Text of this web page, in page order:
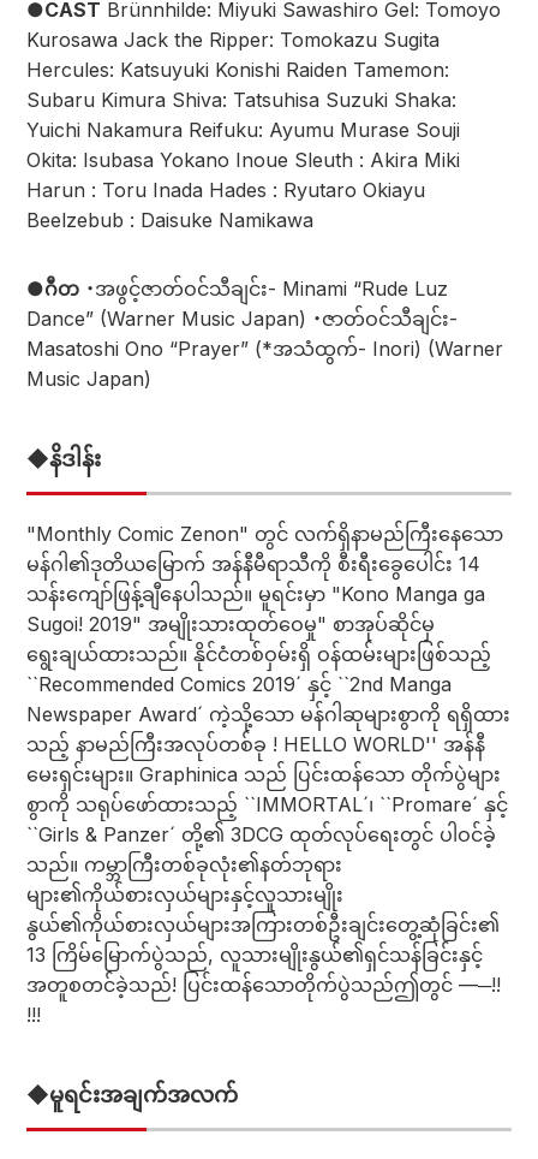
●CAST Brünnhilde: Miyuki Sawashiro Gel: Tomoyo
Kurosawa Jack the Ripper: Tomokazu Sugita
Hercules: Katsuyuki Konishi Raiden Tamemon:
Subaru Kimura Shiva: Tatsuhisa Suzuki Shaka:
Yuichi Nakamura Reifuku: Ayumu Murase Souji
Okita: Isubasa Yokano Inoue Sleuth : Akira Miki
Harun : Toru Inada Hades : Ryutaro Okiayu
Beelzebub : Daisuke Namikawa
●ဂီတ ・အဖွင့်ဇာတ်ဝင်သီချင်း- Minami “Rude Luz
Dance” (Warner Music Japan) ・ဇာတ်ဝင်သီချင်း-
Masatoshi Ono “Prayer” (*အသံထွက်- Inori) (Warner
Music Japan)
◆နိဒါန်း
"Monthly Comic Zenon" တွင် လက်ရှိနာမည်ကြီးနေသော
မန်ဂါ၏ဒုတိယမြောက် အန်နီမီရာသီကို စီးရီးခွေပေါင်း 14
သန်းကျော်ဖြန့်ချီနေပါသည်။ မူရင်းမှာ "Kono Manga ga
Sugoi! 2019" အမျိုးသားထုတ်ဝေမှု" စာအုပ်ဆိုင်မှ
ရွေးချယ်ထားသည်။ နိုင်ငံတစ်ဝှမ်းရှိ ဝန်ထမ်းများဖြစ်သည့်
``Recommended Comics 2019´ နှင့် ``2nd Manga
Newspaper Award´ ကဲ့သို့သော မန်ဂါဆုများစွာကို ရရှိထား
သည့် နာမည်ကြီးအလုပ်တစ်ခု ! HELLO WORLD'' အန်နီ
မေးရှင်းများ။ Graphinica သည် ပြင်းထန်သော တိုက်ပွဲများ
စွာကို သရုပ်ဖော်ထားသည့် ``IMMORTAL´၊ ``Promare´ နှင့်
``Girls & Panzer´ တို့၏ 3DCG ထုတ်လုပ်ရေးတွင် ပါဝင်ခဲ့
သည်။ ကမ္ဘာကြီးတစ်ခုလုံး၏နတ်ဘုရား
များ၏ကိုယ်စားလှယ်များနှင့်လူသားမျိုး
နွယ်၏ကိုယ်စားလှယ်များအကြားတစ်ဦးချင်းတွေ့ဆုံခြင်း၏
13 ကြိမ်မြောက်ပွဲသည်, လူသားမျိုးနွယ်၏ရှင်သန်ခြင်းနှင့်
အတူစတင်ခဲ့သည်! ပြင်းထန်သောတိုက်ပွဲသည်ဤတွင် —─!!
!!!
◆မူရင်းအချက်အလက်